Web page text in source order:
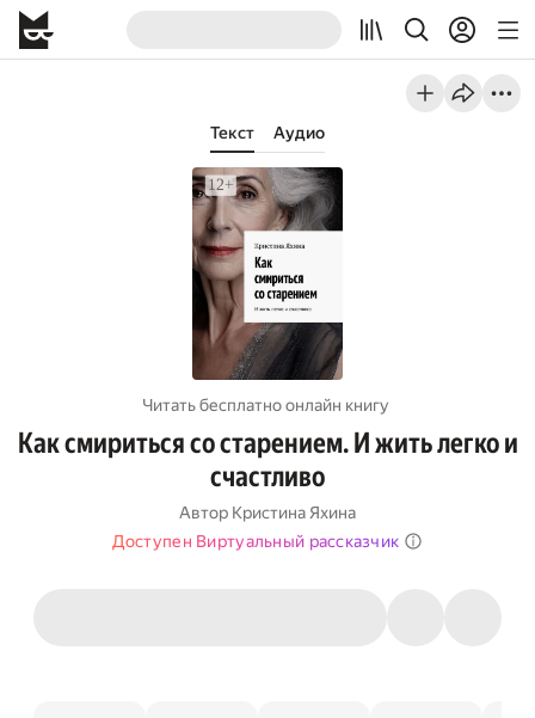
Текст Аудио
Читать бесплатно онлайн книгу
Как смириться со старением. И жить легко и
счастливо
Автор Кристина Яхина
Доступен Виртуальный рассказчик